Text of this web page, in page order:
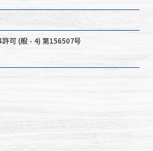
許可 (般 - 4) 第156507号